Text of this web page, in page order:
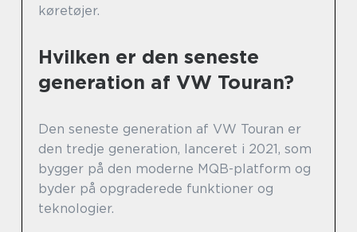
køretøjer.
Hvilken er den seneste
generation af VW Touran?
Den seneste generation af VW Touran er
den tredje generation, lanceret i 2021, som
bygger på den moderne MQB-platform og
byder på opgraderede funktioner og
teknologier.